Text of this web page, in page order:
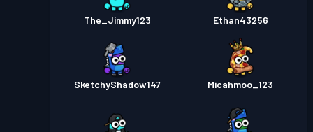
The_Jimmy123 Ethan43256
SketchyShadow147 Micahmoo_123